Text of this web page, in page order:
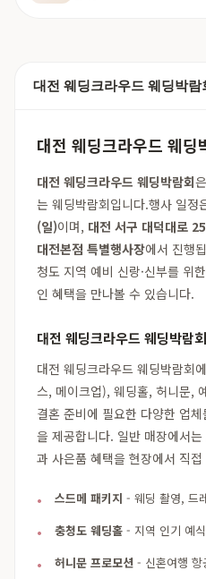
대전 웨딩크라우드 웨딩박람
대전 웨딩크라우드 웨딩
대전 웨딩크라우드 웨딩박람회
는 웨딩박람회입니다.행사 일정
(일)이며, 대전 서구 대덕대로
대전본점 특별행사장에서 진행
청도 지역 예비 신랑·신부를 위
인 혜택을 만나볼 수 있습니다.
대전 웨딩크라우드 웨딩박람
대전 웨딩크라우드 웨딩박람회
스, 메이크업), 웨딩홀, 허니문,
결혼 준비에 필요한 다양한 업
을 제공합니다. 일반 매장에서
과 사은품 혜택을 현장에서 직
스드메 패키지 - 웨딩 촬영, 드
충청도 웨딩홀 - 지역 인기 예
허니문 프로모션 - 신혼여행